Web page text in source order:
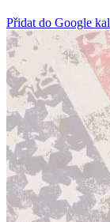
Přidat do Google